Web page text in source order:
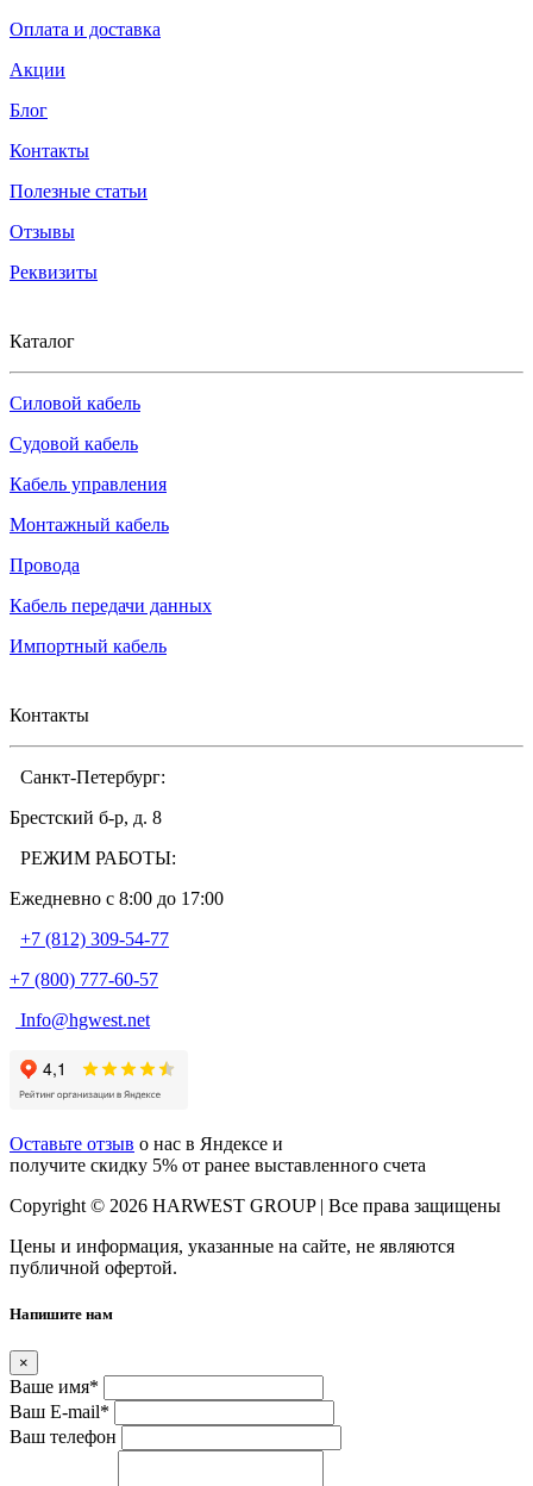
Оплата и доставка
Акции
Блог
Контакты
Полезные статьи
Отзывы
Реквизиты
Каталог
Силовой кабель
Судовой кабель
Кабель управления
Монтажный кабель
Провода
Кабель передачи данных
Импортный кабель
Контакты
Санкт-Петербург:
Брестский б-р, д. 8
РЕЖИМ РАБОТЫ:
Ежедневно c 8:00 до 17:00
+7 (812) 309-54-77
+7 (800) 777-60-57
Info@hgwest.net
Оставьте отзыв о нас в Яндексе и
получите скидку 5% от ранее выставленного счета
Copyright © 2026 HARWEST GROUP | Все права защищены
Цены и информация, указанные на сайте, не являются
публичной офертой.
Напишите нам
×
Ваше имя*
Ваш E-mail*
Ваш телефон